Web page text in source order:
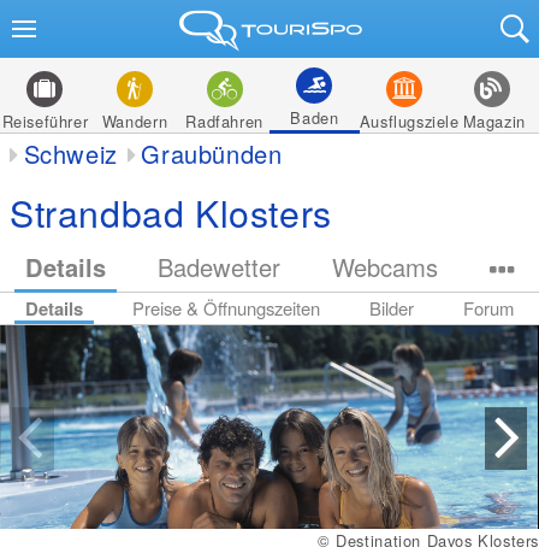
Reiseführer Wandern Radfahren Baden Ausflugsziele Magazin
Schweiz Graubünden
Strandbad Klosters
Details Badewetter Webcams
Details Preise & Öffnungszeiten Bilder Forum
© Destination Davos Klosters